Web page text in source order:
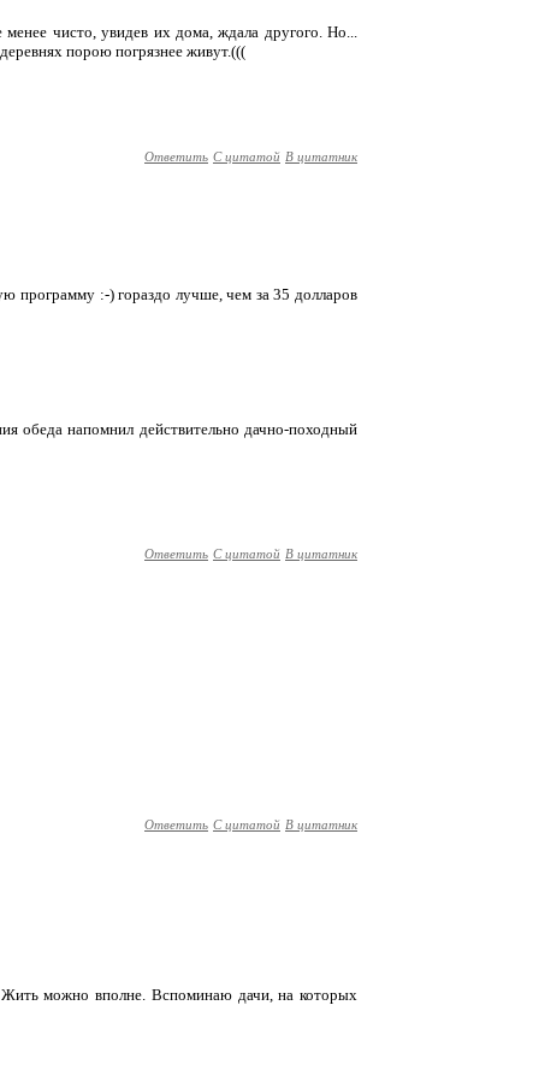
менее чисто, увидев их дома, ждала другого. Но...
порою погрязнее живут.(((
Ответить С цитатой В цитатник
программу :-) гораздо лучше, чем за 35 долларов
обеда напомнил действительно дачно-походный
Ответить С цитатой В цитатник
Ответить С цитатой В цитатник
можно вполне. Вспоминаю дачи, на которых